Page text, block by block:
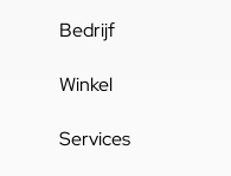
Bedrijf
Winkel
Services